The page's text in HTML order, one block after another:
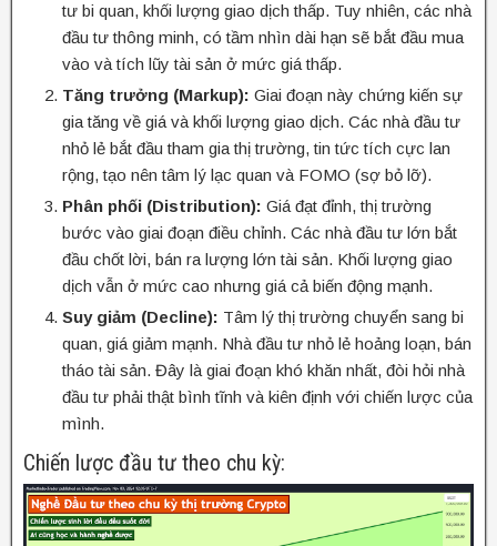
tư bi quan, khối lượng giao dịch thấp. Tuy nhiên, các nhà
đầu tư thông minh, có tầm nhìn dài hạn sẽ bắt đầu mua
vào và tích lũy tài sản ở mức giá thấp.
Tăng trưởng (Markup): Giai đoạn này chứng kiến sự
gia tăng về giá và khối lượng giao dịch. Các nhà đầu tư
nhỏ lẻ bắt đầu tham gia thị trường, tin tức tích cực lan
rộng, tạo nên tâm lý lạc quan và FOMO (sợ bỏ lỡ).
Phân phối (Distribution): Giá đạt đỉnh, thị trường
bước vào giai đoạn điều chỉnh. Các nhà đầu tư lớn bắt
đầu chốt lời, bán ra lượng lớn tài sản. Khối lượng giao
dịch vẫn ở mức cao nhưng giá cả biến động mạnh.
Suy giảm (Decline): Tâm lý thị trường chuyển sang bi
quan, giá giảm mạnh. Nhà đầu tư nhỏ lẻ hoảng loạn, bán
tháo tài sản. Đây là giai đoạn khó khăn nhất, đòi hỏi nhà
đầu tư phải thật bình tĩnh và kiên định với chiến lược của
mình.
Chiến lược đầu tư theo chu kỳ: